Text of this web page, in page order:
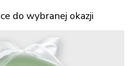
do wybranej okazji